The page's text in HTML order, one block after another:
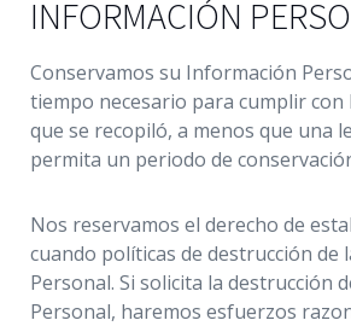
INFORMACIÓN
Conservamos su Información
tiempo necesario para cumplir con
que se recopiló, a menos que una
permita un periodo de
Nos reservamos el derecho de
cuando políticas de destrucción de
Personal. Si solicita la destrucción
Personal, haremos esfuerzos